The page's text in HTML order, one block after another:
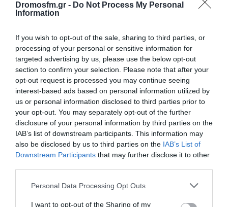
Dromosfm.gr - Do Not Process My Personal
Information
If you wish to opt-out of the sale, sharing to third parties, or
processing of your personal or sensitive information for
targeted advertising by us, please use the below opt-out
section to confirm your selection. Please note that after your
opt-out request is processed you may continue seeing
interest-based ads based on personal information utilized by
us or personal information disclosed to third parties prior to
your opt-out. You may separately opt-out of the further
disclosure of your personal information by third parties on the
IAB’s list of downstream participants. This information may
also be disclosed by us to third parties on the IAB’s List of
Downstream Participants that may further disclose it to other
Please note that this website/app uses one or more Google
not limited to your visit or usage behaviour. You may click to
Personal Data Processing Opt Outs
I want to opt-out of the Sharing of my
Παρακαλώ Περιμένετε...
ΛΟΓΑΡΙΑΣΜΟΣ - ΛΙΟΛΙΟΥ ΚΑΤΕΡΙΝΑ